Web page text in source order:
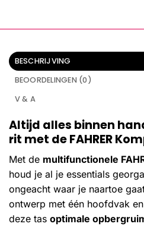
BESCHRIJVING
BEOORDELINGEN (0)
V & A
Altijd alles binnen
rit met de FAHRER
Met de multifunctionele
houd je al je essentials
ongeacht waar je naartoe
ontwerp met één hoofdvak
deze tas optimale